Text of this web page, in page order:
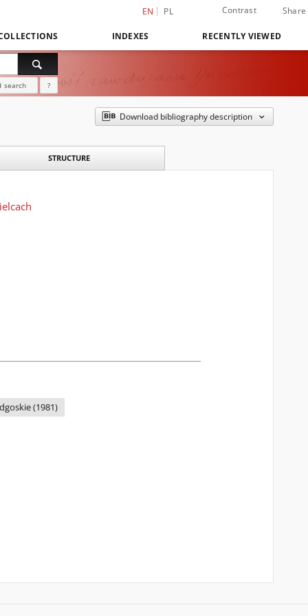
EN PL Contrast Share
INDEXES RECENTLY VIEWED
search ?
Download bibliography description
STRUCTURE
(1981)